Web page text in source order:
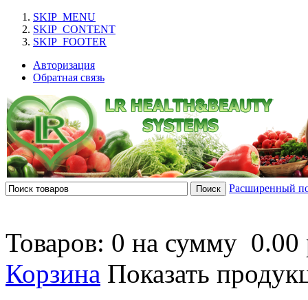
SKIP_MENU
SKIP_CONTENT
SKIP_FOOTER
Авторизация
Обратная связь
Расширенный
Товаров: 0 на сумму 0.00
Корзина Показать